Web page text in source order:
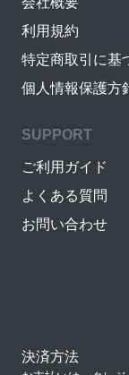
利用規約
特定商取引に基
個人情報保護方
SUPPORT
ご利用ガイド
よくある質問
お問い合わせ
決済方法